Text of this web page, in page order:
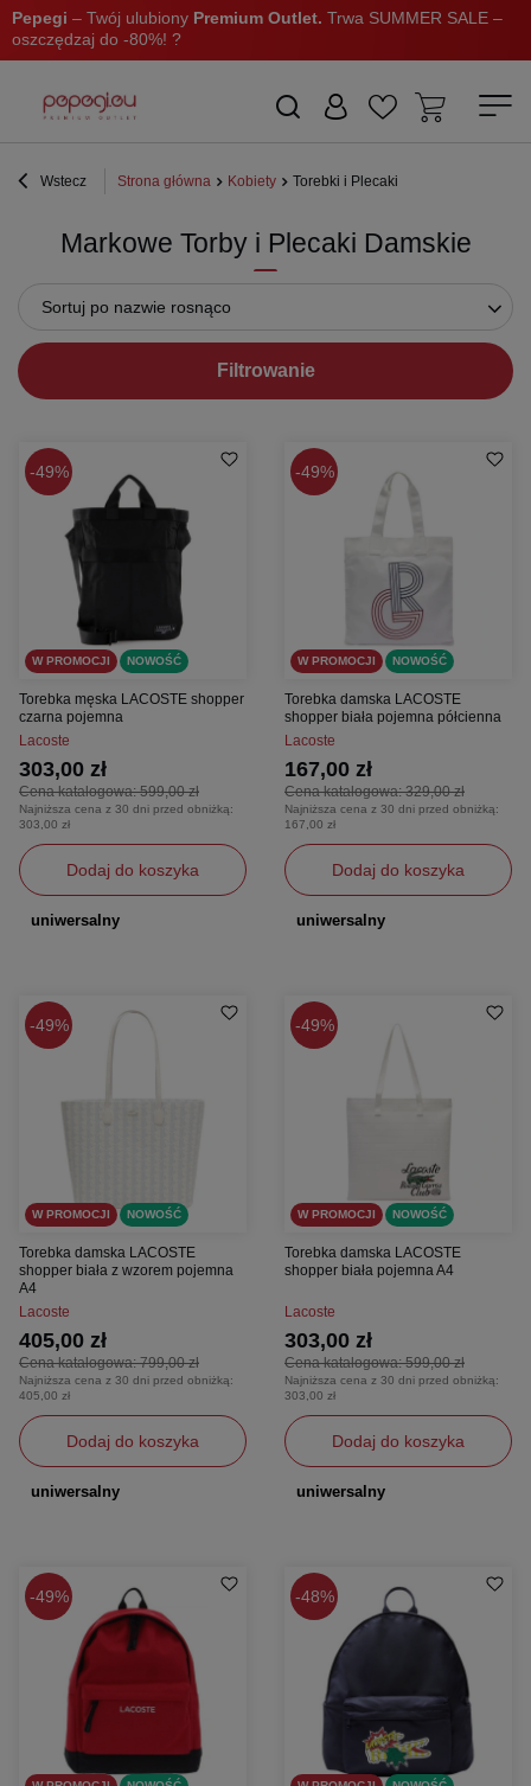
Pepegi – Twój ulubiony Premium Outlet. Trwa SUMMER SALE –
oszczędzaj do -80%! ?
Wstecz Strona główna Kobiety Torebki i Plecaki
Markowe Torby i Plecaki Damskie
Sortuj po nazwie rosnąco
Filtrowanie
49%
W PROMOCJI NOWOŚĆ
Torebka męska LACOSTE shopper
czarna pojemna
Lacoste
Cena katalogowa:599,00 zł
303,00 zł
Najniższa cena z 30 dni przed obniżką:
303,00 zł
Dodaj do koszyka
uniwersalny
49%
W PROMOCJI NOWOŚĆ
Torebka damska LACOSTE
shopper biała pojemna półcienna
Lacoste
Cena katalogowa:329,00 zł
167,00 zł
Najniższa cena z 30 dni przed obniżką:
167,00 zł
Dodaj do koszyka
uniwersalny
49%
W PROMOCJI NOWOŚĆ
Torebka damska LACOSTE
shopper biała z wzorem pojemna
A4
Lacoste
Cena katalogowa:799,00 zł
405,00 zł
Najniższa cena z 30 dni przed obniżką:
405,00 zł
Dodaj do koszyka
uniwersalny
49%
W PROMOCJI NOWOŚĆ
Torebka damska LACOSTE
shopper biała pojemna A4
Lacoste
Cena katalogowa:599,00 zł
303,00 zł
Najniższa cena z 30 dni przed obniżką:
303,00 zł
Dodaj do koszyka
uniwersalny
49% 48%